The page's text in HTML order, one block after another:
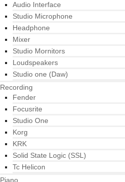
Audio Interface
Studio Microphone
Headphone
Mixer
Studio Mornitors
Loudspeakers
Studio one (Daw)
Recording
Fender
Focusrite
Studio One
Korg
KRK
Solid State Logic (SSL)
Tc Helicon
Piano